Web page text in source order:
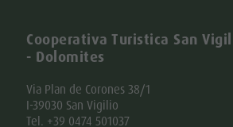
Cooperativa Turistica San
- Dolomites
Via Plan de Corones 38/1
I-39030 San Vigilio
Tel. +39 0474 501037